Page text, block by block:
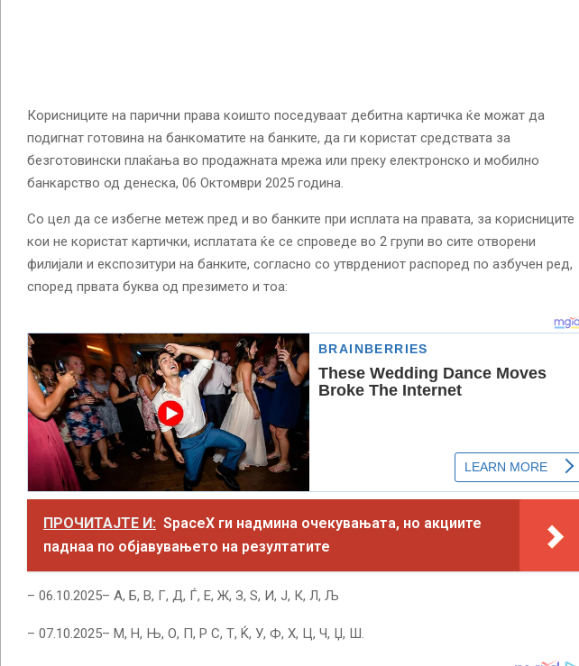
Корисниците на парични права коишто поседуваат дебитна картичка ќе можат да
подигнат готовина на банкоматите на банките, да ги користат средствата за
безготовински плаќања во продажната мрежа или преку електронско и мобилно
банкарство од денеска, 06 Октомври 2025 година.
Со цел да се избегне метеж пред и во банките при исплата на правата, за корисниците
кои не користат картички, исплатата ќе се спроведе во 2 групи во сите отворени
филијали и експозитури на банките, согласно со утврдениот распоред по азбучен ред,
според првата буква од презимето и тоа:
ПРОЧИТАЈТЕ И: SpaceX ги надмина очекувањата, но акциите
паднаа по објавувањето на резултатите
– 06.10.2025– А, Б, В, Г, Д, Ѓ, Е, Ж, З, Ѕ, И, Ј, К, Л, Љ
– 07.10.2025– М, Н, Њ, О, П, Р С, Т, Ќ, У, Ф, Х, Ц, Ч, Џ, Ш.